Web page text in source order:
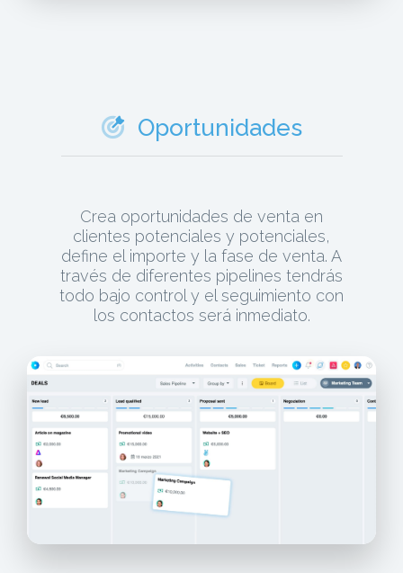
Oportunidades
Crea oportunidades de venta en
clientes potenciales y potenciales,
define el importe y la fase de venta. A
través de diferentes pipelines tendrás
todo bajo control y el seguimiento con
los contactos será inmediato.